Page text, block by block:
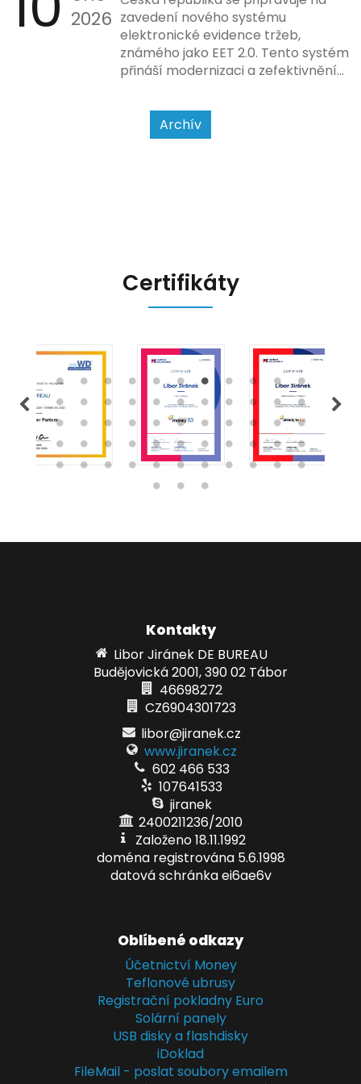
povahy podnikatelské činnosti a
způsobu interakce se
zákazníkem.
2026 zavedení nového systému
elektronické evidence tržeb,
známého jako EET 2.0. Tento systém
přináší modernizaci a zefektivnění
usnadnit život podnikatelům i
kontrolním orgánům. Podívejme se
na hlavní změny, které EET 2.0
Archív
Certifikáty
Kontakty
Libor Jiránek DE BUREAU
Budějovická 2001, 390 02 Tábor
46698272
CZ6904301723
libor@jiranek.cz
www.jiranek.cz
602 466 533
107641533
jiranek
2400211236/2010
Založeno 18.11.1992
doména registrována 5.6.1998
datová schránka ei6ae6v
Oblíbené odkazy
Účetnictví Money
Teflonové ubrusy
Registrační pokladny Euro
Solární panely
USB disky a flashdisky
iDoklad
FileMail - poslat soubory emailem